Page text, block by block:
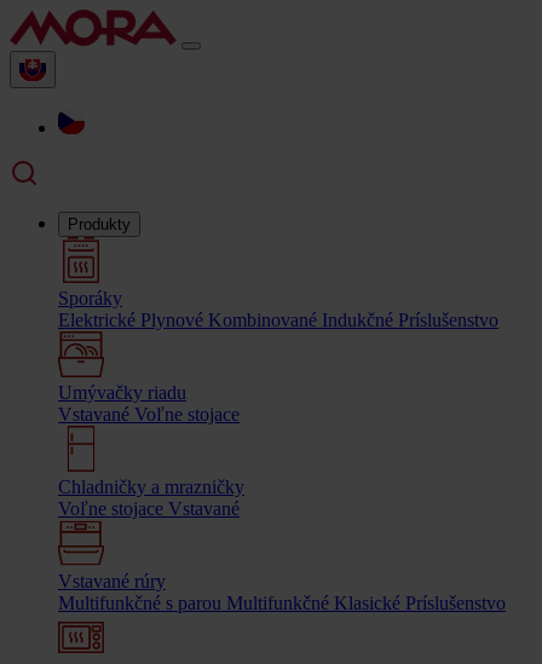
Produkty
Sporáky
Elektrické Plynové Kombinované Indukčné Príslušenstvo
Umývačky riadu
Vstavané Voľne stojace
Chladničky a mrazničky
Voľne stojace Vstavané
Vstavané rúry
Multifunkčné s parou Multifunkčné Klasické Príslušenstvo